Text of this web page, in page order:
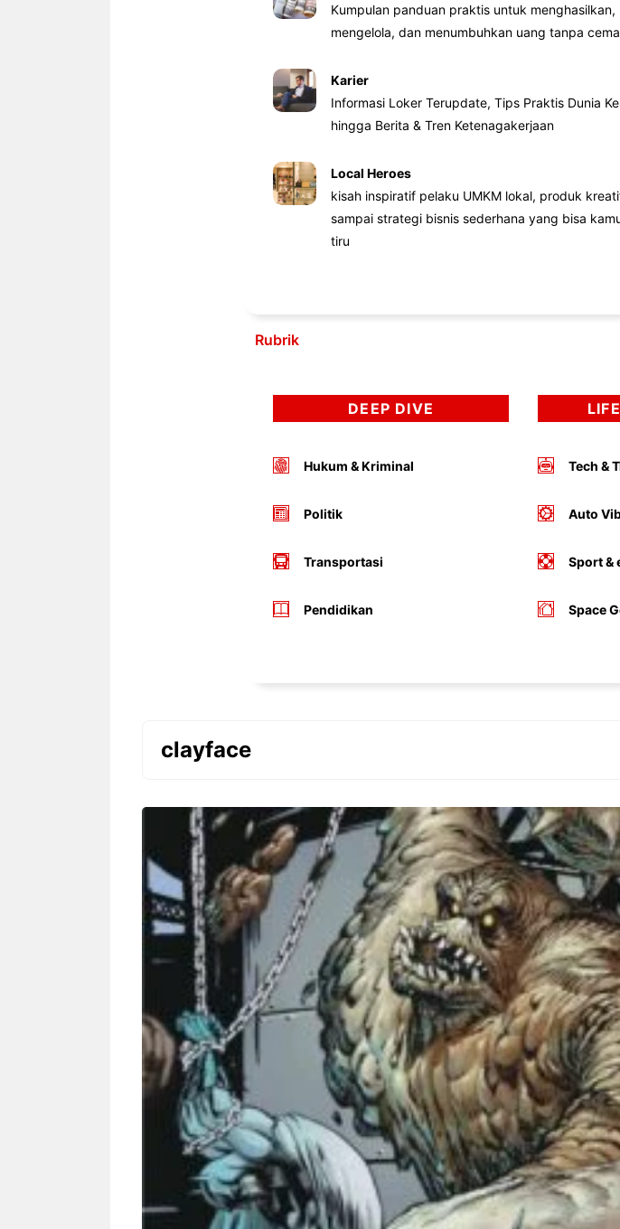
Kumpulan panduan praktis untuk menghasilkan,
mengelola, dan menumbuhkan uang tanpa
Karier
Informasi Loker Terupdate, Tips Praktis Dunia
hingga Berita & Tren Ketenagakerjaan
Local Heroes
kisah inspiratif pelaku UMKM lokal, produk
sampai strategi bisnis sederhana yang bisa
tiru
Rubrik
DEEP DIVE
Hukum & Kriminal
Politik
Transportasi
Pendidikan
Tech &
Auto
Sport &
Space
clayface
Siapa sangka, dua nama besar di
dunia hiburan, Nunung Srimulat
dan Vicky Prasetyo, kini merambah
dunia kuliner dengan membuka
Nunung Srimulat & Vicky
Prasetyo Buka Restoran
Ayam Panggang! Cuma Rp
15 Ribu, Resep Rahasia
Mami Bikin Nagih!
Bandung – Menyambut pergantian
tahun 2026, restoran all you can
eat Kakkoii All You Can Eat
Bandung menghadirkan
penawaran spesial ...
Sambut 2026, Kakkoii
Bandung Hadirkan Pesta All
You Can Eat Mulai Rp
145.000
Pernah
iseng,